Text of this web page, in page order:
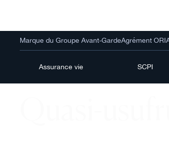
Marque du Groupe Avant-GardeAgrément
Assurance vie SCPI